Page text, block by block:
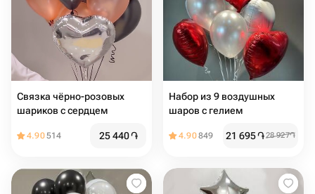
Связка чёрно-розовых
шариков с сердцем
4.90514 25 440֏
Набор из 9 воздушных
шаров с гелием
4.90849 21 695֏28 927֏